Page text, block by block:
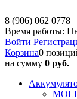
8 (906) 062 0778
Время работы:
Войти
Корзина0
на сумму 0 руб.